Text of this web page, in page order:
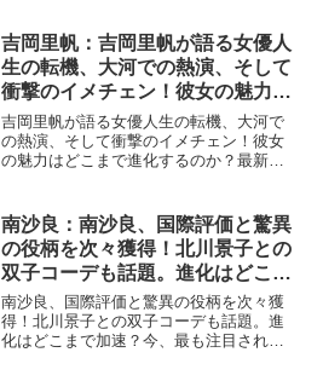
す一方で、既存のセキュリティ基盤を揺
るがす「Q-Day...
吉岡里帆：吉岡里帆が語る女優人
生の転機、大河での熱演、そして
衝撃のイメチェン！彼女の魅力は
どこまで進化するのか？最新動向
から目が離せない。(2026/7/25-
8/1)
吉岡里帆が語る女優人生の転機、大河で
の熱演、そして衝撃のイメチェン！彼女
の魅力はどこまで進化するのか？最新動
在感が際立っています。ラジオ番組での
細田守監督との対談から...
南沙良：南沙良、国際評価と驚異
の役柄を次々獲得！北川景子との
双子コーデも話題。進化はどこま
で加速？(2026/7/25-8/1)
南沙良、国際評価と驚異の役柄を次々獲
得！北川景子との双子コーデも話題。進
化はどこまで加速？今、最も注目される